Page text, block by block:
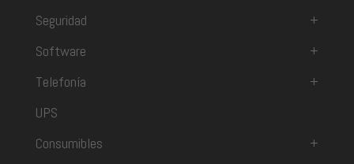
Seguridad
+
Software
+
Telefonía
+
UPS
Consumibles
+